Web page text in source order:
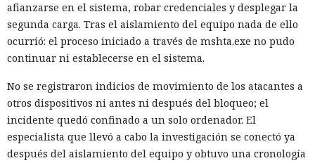
afianzarse en el sistema, robar credenciales y desplegar la
segunda carga. Tras el aislamiento del equipo nada de ello
ocurrió: el proceso iniciado a través de mshta.exe no pudo
continuar ni establecerse en el sistema.
No se registraron indicios de movimiento de los atacantes a
otros dispositivos ni antes ni después del bloqueo; el
incidente quedó confinado a un solo ordenador. El
especialista que llevó a cabo la investigación se conectó ya
después del aislamiento del equipo y obtuvo una cronología